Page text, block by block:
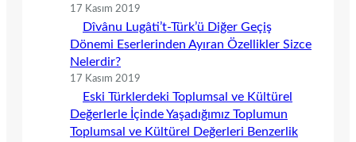
17 Kasım 2019
Dîvânu Lugâti’t-Türk’ü Diğer Geçiş
Dönemi Eserlerinden Ayıran Özellikler Sizce
Nelerdir?
17 Kasım 2019
Eski Türklerdeki Toplumsal ve Kültürel
Değerlerle İçinde Yaşadığımız Toplumun
Toplumsal ve Kültürel Değerleri Benzerlik